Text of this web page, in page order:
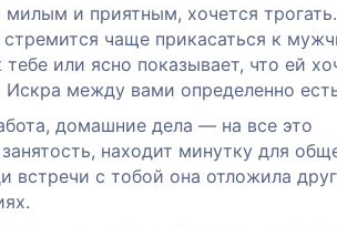
и приятным, хочется трогать.
чаще прикасаться к
или ясно показывает, что ей
Искра между вами определенно
домашние дела — на все это
находит минутку для
встречи с тобой она отложила